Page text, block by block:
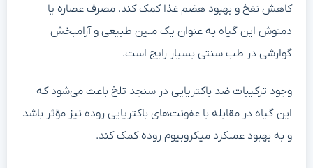
کاهش نفخ و بهبود هضم غذا کمک کند. مصرف عصاره یا
دمنوش این گیاه به عنوان یک ملین طبیعی و آرامبخش
گوارشی در طب سنتی بسیار رایج است.
وجود ترکیبات ضد باکتریایی در سنجد تلخ باعث می‌شود که
این گیاه در مقابله با عفونت‌های باکتریایی روده نیز مؤثر باشد
و به بهبود عملکرد میکروبیوم روده کمک کند.